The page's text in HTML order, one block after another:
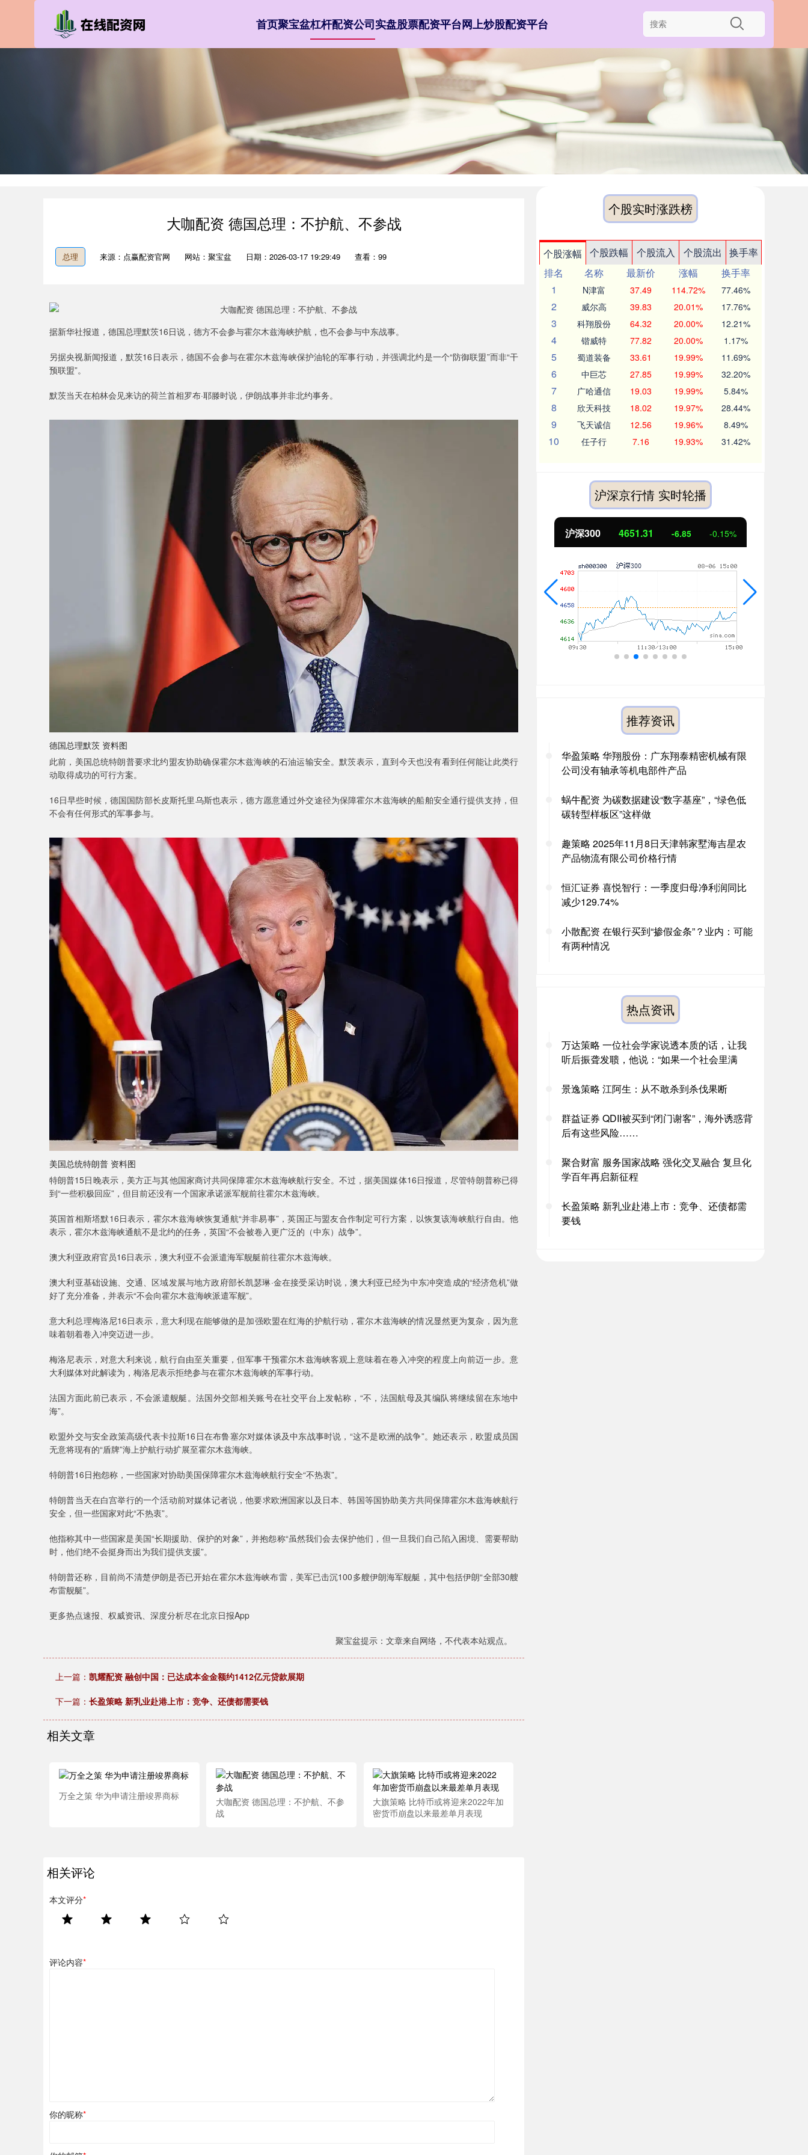
首页聚宝盆杠杆配资公司实盘股票配资平台网上炒股配资平台
大咖配资 德国总理：不护航、不参战
总理 来源：点赢配资官网 网站：聚宝盆 日期：2026-03-17 19:29:49 查看：99
据新华社报道，德国总理默茨16日说，德方不会参与霍尔木兹海峡护航，也不会参与中东战事。
另据央视新闻报道，默茨16日表示，德国不会参与在霍尔木兹海峡保护油轮的军事行动，并强调北约是一个“防御联盟”而非“干
预联盟”。
默茨当天在柏林会见来访的荷兰首相罗布·耶滕时说，伊朗战事并非北约事务。
德国总理默茨 资料图
此前，美国总统特朗普要求北约盟友协助确保霍尔木兹海峡的石油运输安全。默茨表示，直到今天也没有看到任何能让此类行
动取得成功的可行方案。
16日早些时候，德国国防部长皮斯托里乌斯也表示，德方愿意通过外交途径为保障霍尔木兹海峡的船舶安全通行提供支持，但
不会有任何形式的军事参与。
美国总统特朗普 资料图
特朗普15日晚表示，美方正与其他国家商讨共同保障霍尔木兹海峡航行安全。不过，据美国媒体16日报道，尽管特朗普称已得
到“一些积极回应”，但目前还没有一个国家承诺派军舰前往霍尔木兹海峡。
英国首相斯塔默16日表示，霍尔木兹海峡恢复通航“并非易事”，英国正与盟友合作制定可行方案，以恢复该海峡航行自由。他
表示，霍尔木兹海峡通航不是北约的任务，英国“不会被卷入更广泛的（中东）战争”。
澳大利亚政府官员16日表示，澳大利亚不会派遣海军舰艇前往霍尔木兹海峡。
澳大利亚基础设施、交通、区域发展与地方政府部长凯瑟琳·金在接受采访时说，澳大利亚已经为中东冲突造成的“经济危机”做
好了充分准备，并表示“不会向霍尔木兹海峡派遣军舰”。
意大利总理梅洛尼16日表示，意大利现在能够做的是加强欧盟在红海的护航行动，霍尔木兹海峡的情况显然更为复杂，因为意
味着朝着卷入冲突迈进一步。
梅洛尼表示，对意大利来说，航行自由至关重要，但军事干预霍尔木兹海峡客观上意味着在卷入冲突的程度上向前迈一步。意
大利媒体对此解读为，梅洛尼表示拒绝参与在霍尔木兹海峡的军事行动。
法国方面此前已表示，不会派遣舰艇。法国外交部相关账号在社交平台上发帖称，“不，法国航母及其编队将继续留在东地中
海”。
欧盟外交与安全政策高级代表卡拉斯16日在布鲁塞尔对媒体谈及中东战事时说，“这不是欧洲的战争”。她还表示，欧盟成员国
无意将现有的“盾牌”海上护航行动扩展至霍尔木兹海峡。
特朗普16日抱怨称，一些国家对协助美国保障霍尔木兹海峡航行安全“不热衷”。
特朗普当天在白宫举行的一个活动前对媒体记者说，他要求欧洲国家以及日本、韩国等国协助美方共同保障霍尔木兹海峡航行
安全，但一些国家对此“不热衷”。
他指称其中一些国家是美国“长期援助、保护的对象”，并抱怨称“虽然我们会去保护他们，但一旦我们自己陷入困境、需要帮助
时，他们绝不会挺身而出为我们提供支援”。
特朗普还称，目前尚不清楚伊朗是否已开始在霍尔木兹海峡布雷，美军已击沉100多艘伊朗海军舰艇，其中包括伊朗“全部30艘
布雷舰艇”。
更多热点速报、权威资讯、深度分析尽在北京日报App
聚宝盆提示：文章来自网络，不代表本站观点。
上一篇： 凯耀配资 融创中国：已达成本金金额约1412亿元贷款展期
下一篇： 长盈策略 新乳业赴港上市：竞争、还债都需要钱
相关文章
万全之策 华为申请注册竣界商标
大咖配资 德国总理：不护航、不参
战
大旗策略 比特币或将迎来2022年加
密货币崩盘以来最差单月表现
相关评论
本文评分*
评论内容*
你的昵称*
个股实时涨跌榜
个股涨幅 个股跌幅 个股流入 个股流出
换手率
排名
名称 最新价 涨幅
换手率
1
N津富 37.49 114.72% 77.46%
2 威尔高 39.83 20.01% 17.76%
3 科翔股份 64.32 20.00% 12.21%
4 锴威特 77.82 20.00% 1.17%
5 蜀道装备 33.61 19.99% 11.69%
6 中巨芯 27.85 19.99% 32.20%
7 广哈通信 19.03 19.99% 5.84%
8 欣天科技 18.02 19.97% 28.44%
9 飞天诚信 12.56 19.96% 8.49%
10 任子行 7.16 19.93% 31.42%
沪深京行情 实时轮播
14110.12 -34.08 -0.24% 沪深300 北证50 1122.88 3.42 0.30%
推荐资讯
华盈策略 华翔股份：广东翔泰精密机械有限
公司没有轴承等机电部件产品
蜗牛配资 为碳数据建设“数字基座”，“绿色低
碳转型样板区”这样做
趣策略 2025年11月8日天津韩家墅海吉星农
产品物流有限公司价格行情
恒汇证券 喜悦智行：一季度归母净利润同比
减少129.74%
小散配资 在银行买到“掺假金条”？业内：可能
有两种情况
热点资讯
万达策略 一位社会学家说透本质的话，让我
听后振聋发聩，他说：“如果一个社会里满
景逸策略 江阿生：从不敢杀到杀伐果断
群益证券 QDII被买到“闭门谢客”，海外诱惑背
后有这些风险……
聚合财富 服务国家战略 强化交叉融合 复旦化
学百年再启新征程
长盈策略 新乳业赴港上市：竞争、还债都需
要钱